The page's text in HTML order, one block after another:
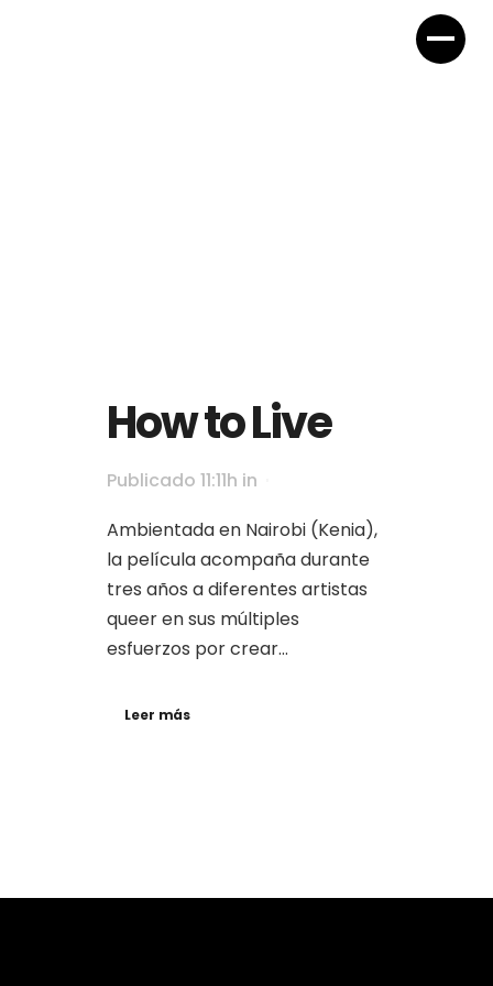
How to Live
Publicado 11:11h in
Ambientada en Nairobi (Kenia),
la película acompaña durante
tres años a diferentes artistas
queer en sus múltiples
esfuerzos por crear...
Leer más